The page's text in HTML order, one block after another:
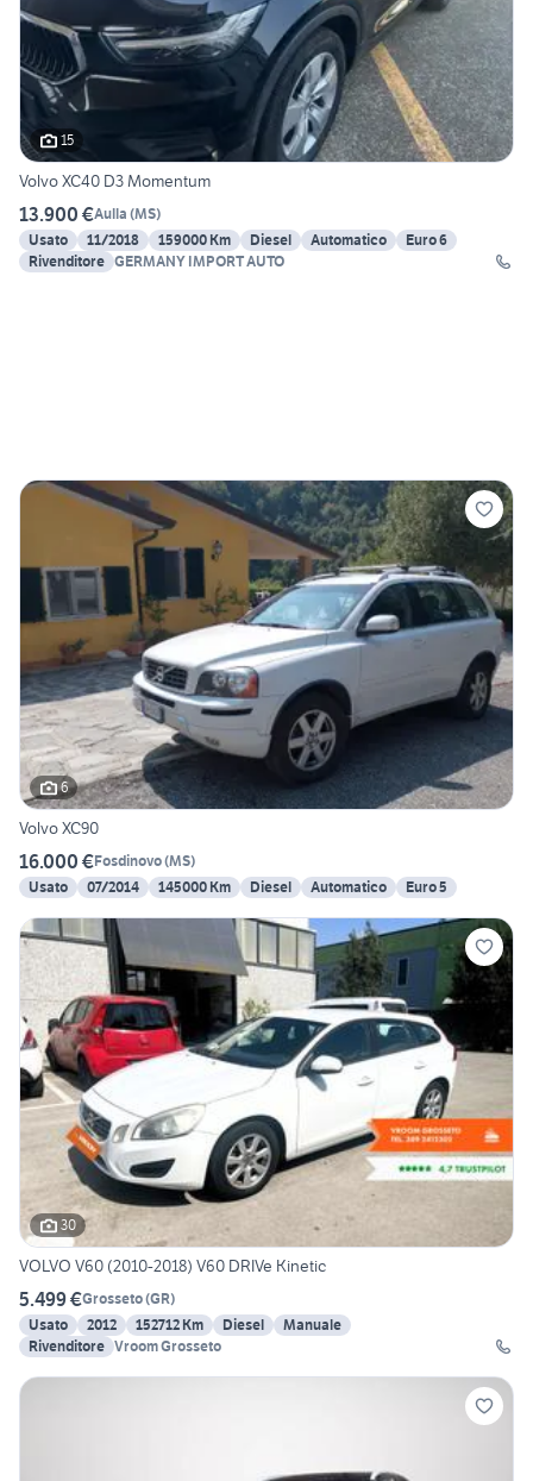
15
Volvo XC40 D3 Momentum
13.900 €Aulla (MS)
Usato
11/2018 159000 Km Diesel Automatico
Euro 6
Rivenditore GERMANY IMPORT AUTO
6
Volvo XC90
16.000 €Fosdinovo(MS)
Usato
07/2014 145000 Km Diesel Automatico Euro 5
30
VOLVO V60 (2010-2018) V60 DRIVe Kinetic
5.499 €Grosseto(GR)
Usato
2012 152712 Km Diesel
Manuale
Rivenditore
Vroom Grosseto